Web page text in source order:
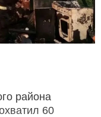
района
60